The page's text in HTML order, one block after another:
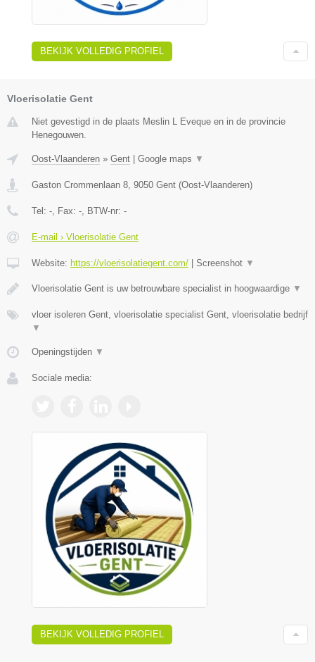
BEKIJK VOLLEDIG PROFIEL
Vloerisolatie Gent
Niet gevestigd in de plaats Meslin L Eveque en in de provincie
Henegouwen.
Oost-Vlaanderen » Gent | Google maps ▼
Gaston Crommenlaan 8 9050 Gent (Oost-Vlaanderen)
Tel: - , Fax: - , BTW-nr: -
E-mail › Vloerisolatie Gent
Website: https://vloerisolatiegent.com/ | Screenshot ▼
Vloerisolatie Gent is uw betrouwbare specialist in hoogwaardige ▼
vloer isoleren Gent, vloerisolatie specialist Gent, vloerisolatie bedrijf
▼
Openingstijden ▼
Sociale media:
BEKIJK VOLLEDIG PROFIEL